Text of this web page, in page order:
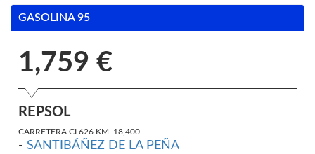
GASOLINA 95
1,759 €
REPSOL
CARRETERA CL626 KM. 18,400
- SANTIBÁÑEZ DE LA PEÑA